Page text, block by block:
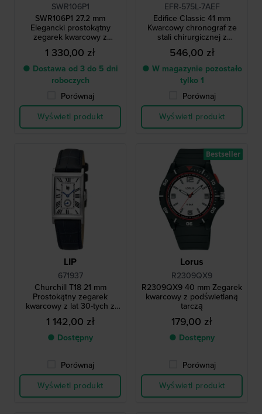
SWR106P1
SWR106P1 27.2 mm
Elegancki prostokątny
zegarek kwarcowy z
szafirowym szkiełkiem
1 330,00 zł
● Dostawa od 3 do 5 dni
roboczych
Porównaj
Wyświetl produkt
EFR-575L-7AEF
Edifice Classic 41 mm
Kwarcowy chronograf ze
stali chirurgicznej z
datownikiem
546,00 zł
● W magazynie pozostało
tylko 1
Porównaj
Wyświetl produkt
LIP
671937
Churchill T18 21 mm
Prostokątny zegarek
kwarcowy z lat 30-tych z
małym sekundnikiem
1 142,00 zł
● Dostępny
Porównaj
Wyświetl produkt
Lorus
R2309QX9
R2309QX9 40 mm Zegarek
kwarcowy z podświetlaną
tarczą
179,00 zł
● Dostępny
Porównaj
Wyświetl produkt
Bestseller